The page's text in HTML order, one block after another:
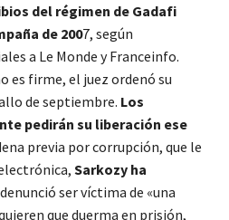
del régimen de Gadafi
de 2007, según
a Le Monde y Franceinfo.
es firme, el juez ordenó su
de septiembre. Los
pedirán su liberación ese
previa por corrupción, que le
Sarkozy ha
ser víctima de «una
que duerma en prisión,